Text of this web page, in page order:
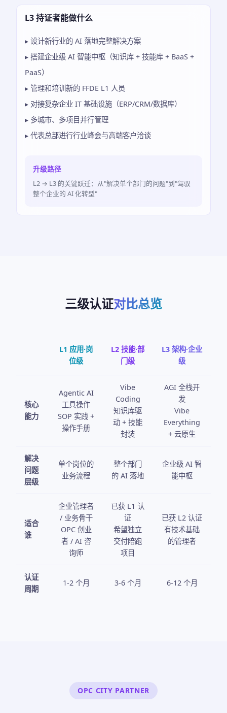
L3 持证者能做什么
▸ 设计新行业的 AI 落地完整解决方案
▸ 搭建企业级 AI 智能中枢（知识库 + 技能库 + BaaS +
PaaS）
▸ 管理和培训新的 FFDE L1 人员
▸ 对接复杂企业 IT 基础设施（ERP/CRM/数据库）
▸ 多城市、多项目并行管理
▸ 代表总部进行行业峰会与高端客户洽谈
升级路径
L2 → L3 的关键跃迁：从"解决单个部门的问题"到"驾驭
整个企业的 AI 化转型"
三级认证对比总览
L1 应用·岗
位级
L2 技能·部
门级
L3 架构·企业
级
核心
能力
Agentic AI
工具操作
SOP 实践 +
操作手册
Vibe
Coding
知识库驱
动 + 技能
封装
AGI 全栈开
发
Vibe
Everything
+ 云原生
解决
问题
层级
单个岗位的
业务流程
整个部门
的 AI 落地
企业级 AI 智
能中枢
适合
谁
企业管理者
/ 业务骨干
OPC 创业
者 / AI 咨
询师
已获 L1 认
证
希望独立
交付陪跑
项目
已获 L2 认证
有技术基础
的管理者
认证
周期
1-2 个月 3-6 个月 6-12 个月
OPC CITY PARTNER